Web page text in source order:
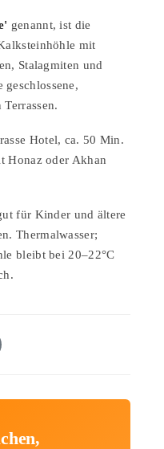
genannt, ist die
mit
Stalagmiten und
Hotel, ca. 50 Min.
Honaz oder Akhan
für Kinder und ältere
Thermalwasser;
bleibt bei 20–22°C